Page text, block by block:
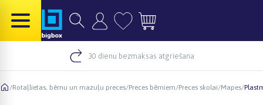
30 dienu bezmaksas atgriešana
/Rotaļlietas, bērnu un mazuļu preces/Preces bērniem/Preces skolai/Mapes/